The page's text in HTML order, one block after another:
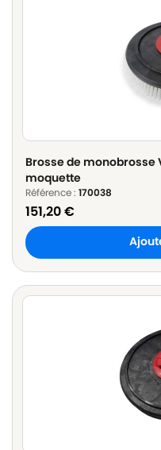
Brosse de monobrosse
moquette
Référence : 170038
151,20€